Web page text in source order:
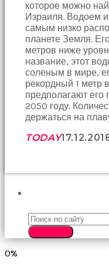
birbirlerine
teşekkür
ederek
bunu
tekrar
yapmak
sözleşiyorlar
altyazılı
porno
Arkadaşımın
evine
takılmaya
annesinin
konsantre
olamıyordum
которое можно
Израиля. Водоем
самым низко
планете Земля.
метров ниже
название, этот
соленым в мире,
рекордный 1 метр
предполагают его
2050 году.
держаться на
TODAY
0%